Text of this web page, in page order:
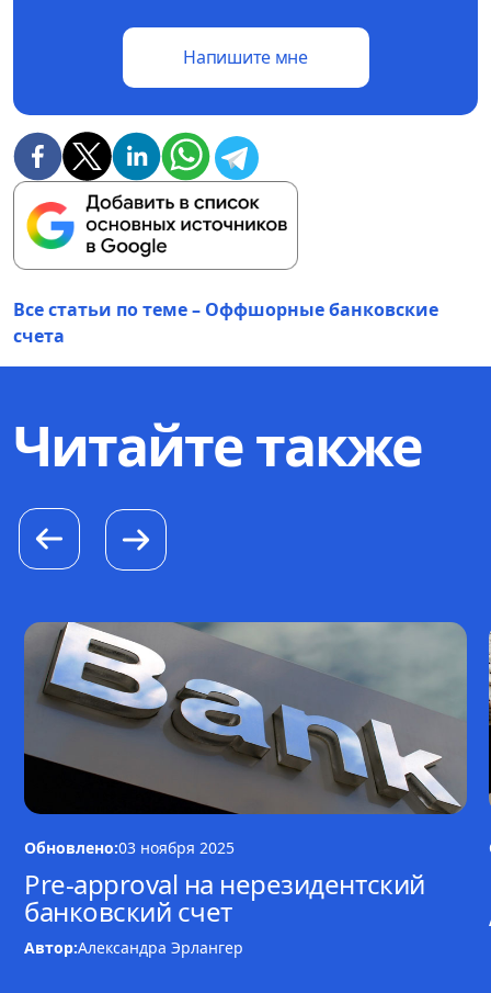
Напишите мне
Все статьи по теме – Оффшорные банковские
счета
Читайте также
Обновлено:03 ноября 2025
Pre-approval на нерезидентский
банковский счет
Автор:Александра Эрлангер